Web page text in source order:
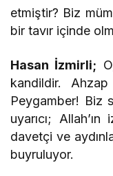
etmiştir? Biz
bir tavır içinde
Hasan İzmirli;
kandildir.
Peygamber! Biz
uyarıcı;
davetçi ve
buyruluyor.